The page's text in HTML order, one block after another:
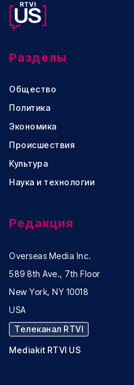
Разделы
Общество
Политика
Экономика
Происшествия
Культура
Наука и технологии
Редакция
Overseas Media Inc.
589 8th Ave., 7th Floor
New York, NY 10018
USA
Телеканал RTVI
Mediakit RTVI US